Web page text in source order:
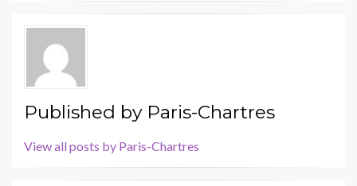
Published by Paris-Chartres
View all posts by Paris-Chartres